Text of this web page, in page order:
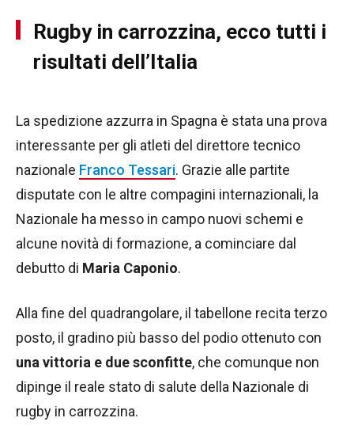
Rugby in carrozzina, ecco tutti i
risultati dell’Italia
La spedizione azzurra in Spagna è stata una prova
interessante per gli atleti del direttore tecnico
nazionale Franco Tessari. Grazie alle partite
disputate con le altre compagini internazionali, la
Nazionale ha messo in campo nuovi schemi e
alcune novità di formazione, a cominciare dal
debutto di Maria Caponio.
Alla fine del quadrangolare, il tabellone recita terzo
posto, il gradino più basso del podio ottenuto con
una vittoria e due sconfitte, che comunque non
dipinge il reale stato di salute della Nazionale di
rugby in carrozzina.